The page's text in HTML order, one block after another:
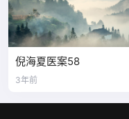
倪海夏医案58
3年前